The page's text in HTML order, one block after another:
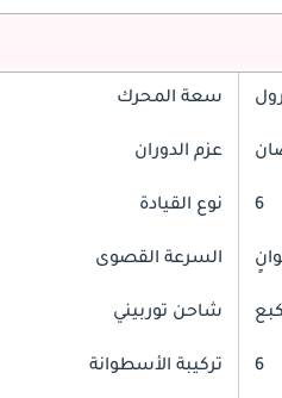
سعة المحرك
عزم الدوران
6 نوع القيادة
السرعة القصوى
شاحن توربيني
6 تركيبة الأسطوانة